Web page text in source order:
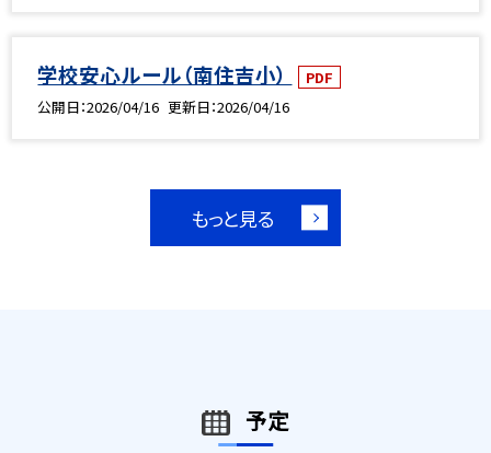
学校安心ルール（南住吉小）
PDF
公開日 2026/04/16 更新日 2026/04/16
もっと見る
予定